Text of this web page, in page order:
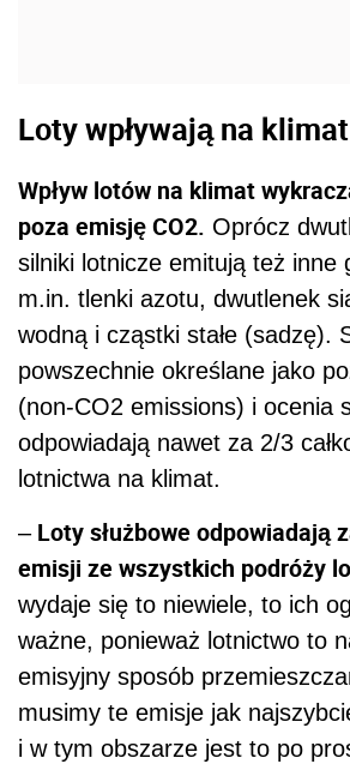
Loty wpływają na klimat
Wpływ lotów na klimat
poza emisję CO2. Oprócz
silniki lotnicze emitują też inne
m.in. tlenki azotu, dwutlenek
wodną i cząstki stałe (sadzę).
powszechnie określane jako
(non-CO2 emissions) i ocenia
odpowiadają nawet za 2/3
lotnictwa na klimat.
–Loty służbowe odpowiadają
emisji ze wszystkich podróży
wydaje się to niewiele, to ich
ważne, ponieważ lotnictwo to
emisyjny sposób
musimy te emisje jak
i w tym obszarze jest to po